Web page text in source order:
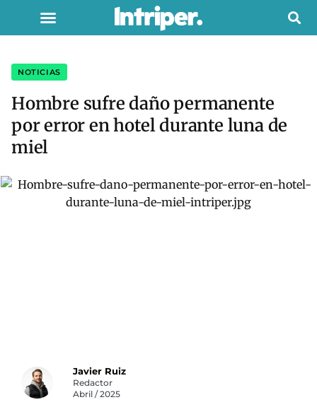
NOTICIAS
Hombre sufre daño permanente
por error en hotel durante luna de
miel
Javier Ruiz
Redactor
Abril / 2025